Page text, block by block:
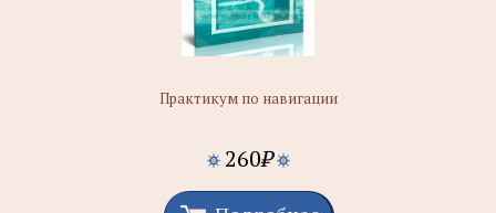
Практикум по навигации
260₽